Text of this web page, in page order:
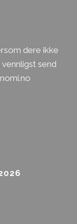
i møte med
er så glad
livet til barna,
dere ikke
send